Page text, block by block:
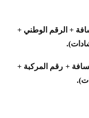
+ الرقم الوطني +
+ رقم المركبة +